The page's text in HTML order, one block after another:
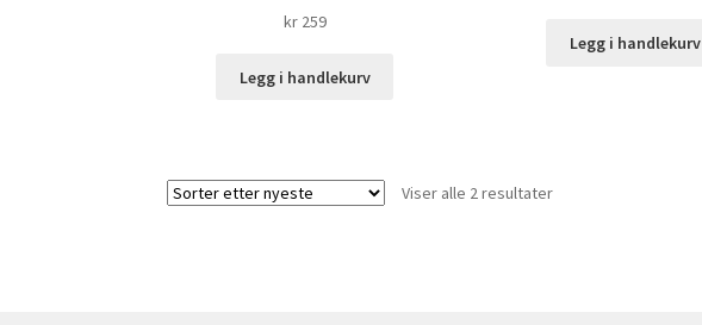
kr259
Legg i handlekurv
Legg i handlekurv
Viser alle 2 resultaterSortert